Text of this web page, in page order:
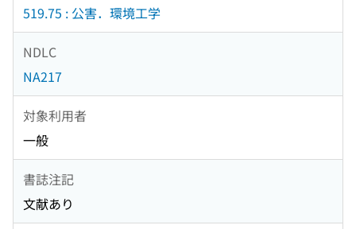
519.75 : 公害．環境工学
NDLC
NA217
対象利用者
一般
書誌注記
文献あり